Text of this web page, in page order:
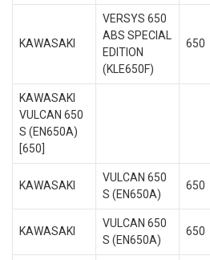
KAWASAKI
VERSYS 650
ABS SPECIAL
EDITION
(KLE650F)
650
KAWASAKI
VULCAN 650
S (EN650A)
[650]
KAWASAKI
VULCAN 650
S (EN650A)
650
KAWASAKI
VULCAN 650
S (EN650A)
650